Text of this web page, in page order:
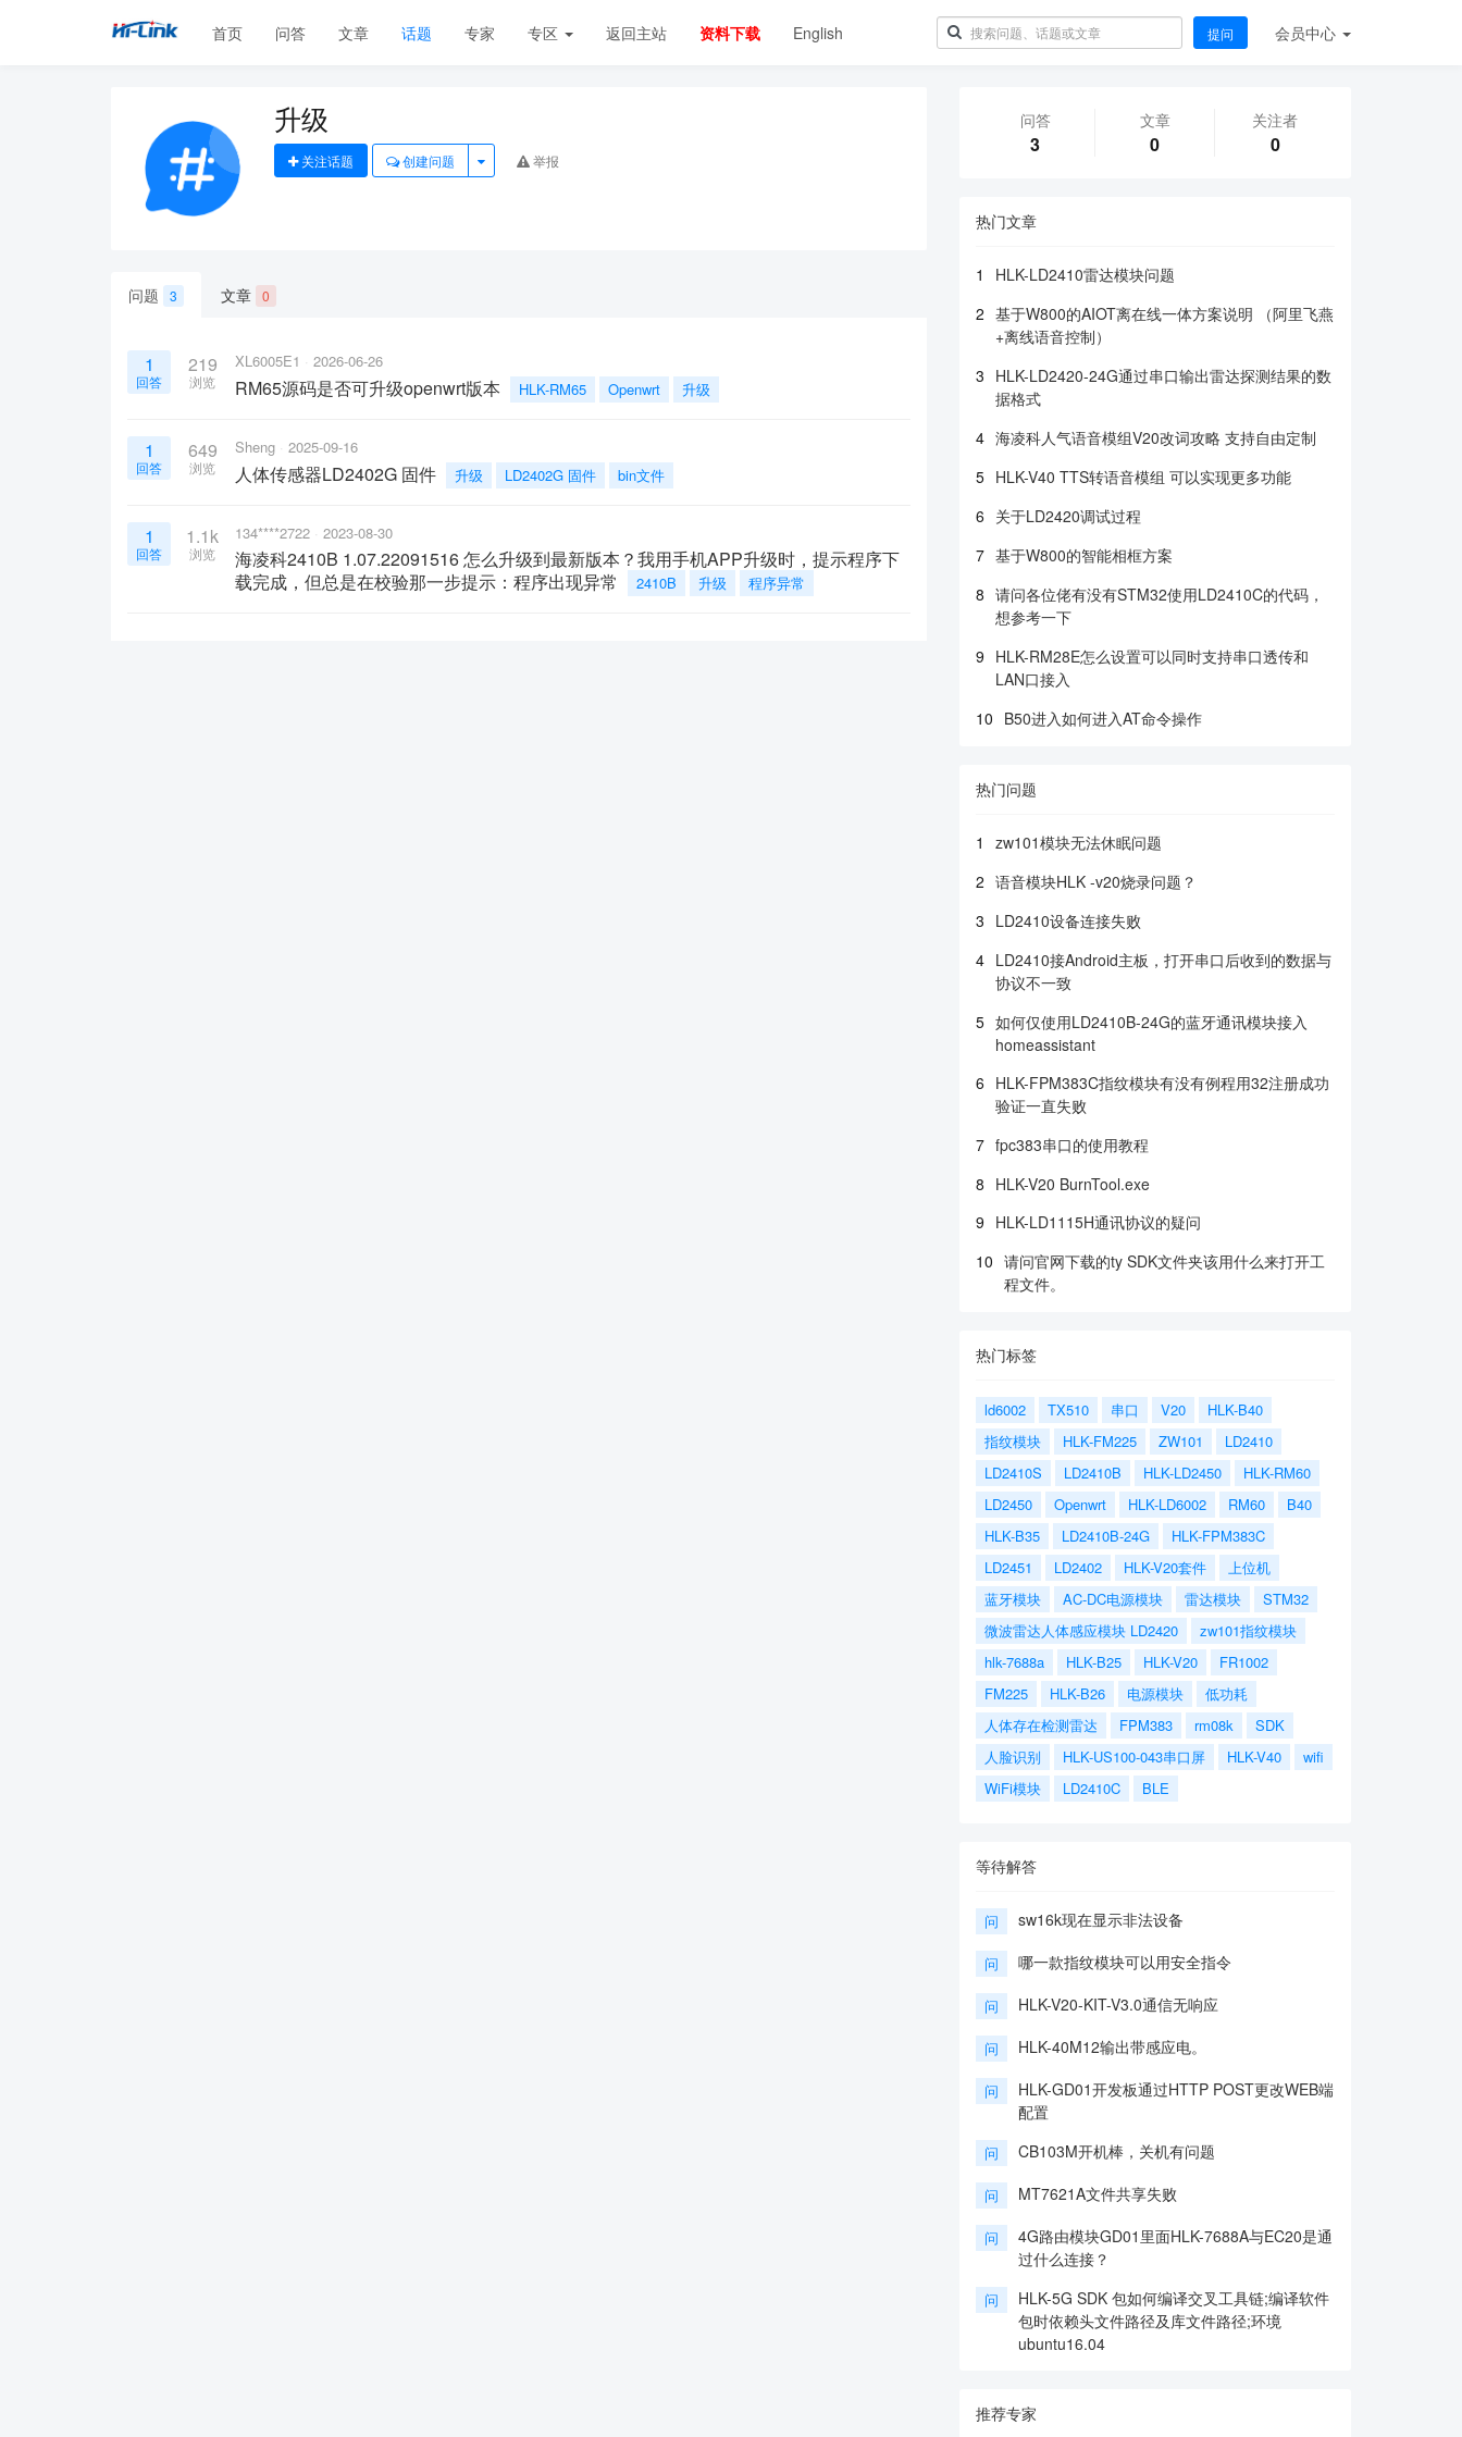
首页 问答 文章 话题 专家 专区 返回主站 资料下载 English 提问 会员中心
升级
关注话题 创建问题 举报
问题 3 文章 0
1
回答
219
浏览
XL6005E1 2026-06-26
RM65源码是否可升级openwrt版本 HLK-RM65 Openwrt 升级
1
回答
649
浏览
Sheng 2025-09-16
人体传感器LD2402G 固件 升级 LD2402G 固件 bin文件
1
回答
1.1k
浏览
134****2722 2023-08-30
海凌科2410B 1.07.22091516 怎么升级到最新版本？我用手机APP升级时，提示程序下
载完成，但总是在校验那一步提示：程序出现异常
2410B 升级 程序异常
问答
3
文章
0
关注者
0
热门文章
1
HLK-LD2410雷达模块问题
2 基于W800的AIOT离在线一体方案说明 （阿里飞燕
+离线语音控制）
3 HLK-LD2420-24G通过串口输出雷达探测结果的数
据格式
4 海凌科人气语音模组V20改词攻略 支持自由定制
5 HLK-V40 TTS转语音模组 可以实现更多功能
6 关于LD2420调试过程
7 基于W800的智能相框方案
8 请问各位佬有没有STM32使用LD2410C的代码，
想参考一下
9 HLK-RM28E怎么设置可以同时支持串口透传和
LAN口接入
10 B50进入如何进入AT命令操作
热门问题
1
zw101模块无法休眠问题
2 语音模块HLK -v20烧录问题？
3 LD2410设备连接失败
4 LD2410接Android主板，打开串口后收到的数据与
协议不一致
5 如何仅使用LD2410B-24G的蓝牙通讯模块接入
homeassistant
6 HLK-FPM383C指纹模块有没有例程用32注册成功
验证一直失败
7 fpc383串口的使用教程
8 HLK-V20 BurnTool.exe
9 HLK-LD1115H通讯协议的疑问
10 请问官网下载的ty SDK文件夹该用什么来打开工
程文件。
热门标签
ld6002 TX510 串口 V20
HLK-B40
指纹模块
HLK-FM225 ZW101
LD2410
LD2410S
LD2410B HLK-LD2450
HLK-RM60
LD2450
Openwrt HLK-LD6002 RM60
B40
HLK-B35
LD2410B-24G
HLK-FPM383C
LD2451
LD2402 HLK-V20套件
上位机
蓝牙模块
AC-DC电源模块 雷达模块
STM32
微波雷达人体感应模块 LD2420
zw101指纹模块
hlk-7688a
HLK-B25 HLK-V20
FR1002
FM225
HLK-B26 电源模块
低功耗
人体存在检测雷达
FPM383 rm08k
SDK
人脸识别
HLK-US100-043串口屏 HLK-V40
wifi
WiFi模块
LD2410C BLE
等待解答
问 sw16k现在显示非法设备
问 哪一款指纹模块可以用安全指令
问 HLK-V20-KIT-V3.0通信无响应
问 HLK-40M12输出带感应电。
问
HLK-GD01开发板通过HTTP POST更改WEB端
配置
问 CB103M开机棒，关机有问题
问 MT7621A文件共享失败
问
4G路由模块GD01里面HLK-7688A与EC20是通
过什么连接？
问
HLK-5G SDK 包如何编译交叉工具链;编译软件
包时依赖头文件路径及库文件路径;环境
ubuntu16.04
推荐专家